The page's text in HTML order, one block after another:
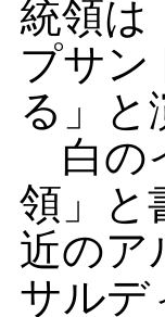
統領は
プサン
る」と
白の
領」と
近のア
サルデ